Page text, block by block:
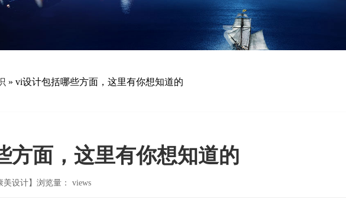
» vi设计包括哪些方面，这里有你想知道的
方面，这里有你想知道的
设计】 浏览量： views